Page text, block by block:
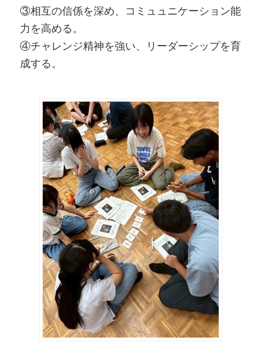
③相互の信係を深め、コミュュニケーション能
力を高める。
④チャレンジ精神を強い、リーダーシップを育
成する。